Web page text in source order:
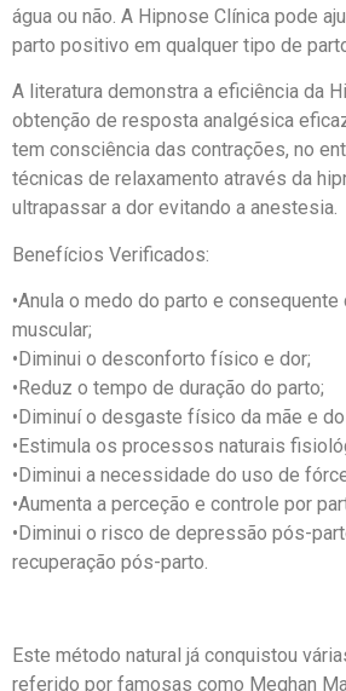
água ou não. A Hipnose Clínica pode
parto positivo em qualquer tipo de
A literatura demonstra a eficiência da
obtenção de resposta analgésica
tem consciência das contrações, no
técnicas de relaxamento através da
ultrapassar a dor evitando a anestesia.
Benefícios Verificados:
•Anula o medo do parto e
muscular;
•Diminui o desconforto físico e dor;
•Reduz o tempo de duração do parto;
•Diminuí o desgaste físico da mãe e
•Estimula os processos naturais
•Diminui a necessidade do uso de
•Aumenta a perceção e controle por
•Diminui o risco de depressão pós-
recuperação pós-parto.
Este método natural já conquistou
referido por famosas como Meghan